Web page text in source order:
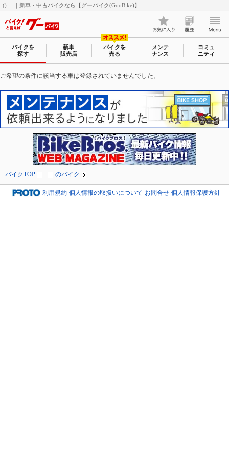
() ｜｜新車・中古バイクなら【グーバイク(GooBike)】
バイクを
探す
新車
販売店
バイクを
売る
メンテ
ナンス
コミュ
ニティ
ご希望の条件に該当する車は登録されていませんでした。
バイクTOP のバイク
利用規約 個人情報の取扱いについて お問合せ 個人情報保護方針